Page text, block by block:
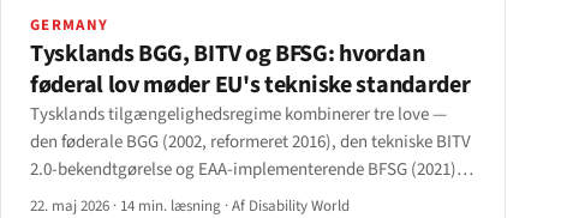
GERMANY
Tysklands BGG, BITV og BFSG: hvordan
føderal lov møder EU's tekniske standarder
Tysklands tilgængelighedsregime kombinerer tre love —
den føderale BGG (2002, reformeret 2016), den tekniske BITV
2.0-bekendtgørelse og EAA-implementerende BFSG (2021) —
med seksten delstatslige love og BAFA's
22. maj 2026 · 14 min. læsning ·Af Disability World